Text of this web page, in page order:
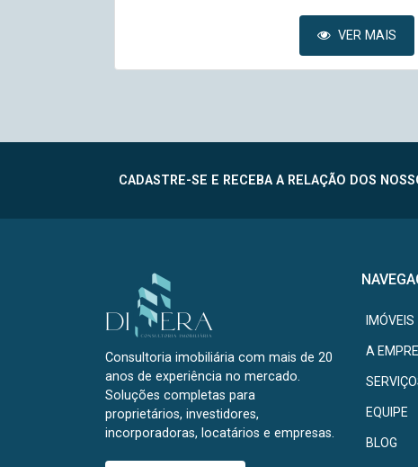
VER MAIS
CADASTRE-SE E RECEBA A RELAÇÃO DOS
Consultoria imobiliária com mais de 20
anos de experiência no mercado.
Soluções completas para
proprietários, investidores,
incorporadoras, locatários e empresas.
IMÓVEIS
A
EQUIPE
BLOG